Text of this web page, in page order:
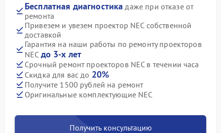
Бесплатная диагностика даже при отказе от
ремонта
Привезем и увезем проектор NEC собственной
доставкой
Гарантия на наши работы по ремонту проекторов
NEC до 3-х лет
Срочный ремонт проекторов NEC в течении часа
Скидка для вас до 20%
Получите 1500 рублей на ремонт
Оригинальные комплектующие NEC
Получить консультацию